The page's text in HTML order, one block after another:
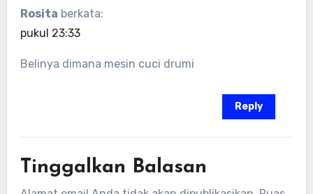
Rosita berkata:
pukul 23:33
Belinya dimana mesin cuci drumi
Reply
Tinggalkan Balasan